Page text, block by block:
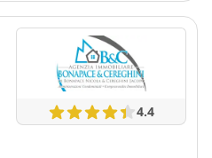
un professionista
4.4